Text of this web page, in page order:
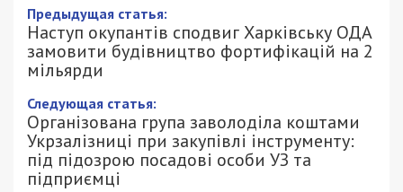
Предыдущая статья:
Наступ окупантів сподвиг Харківську ОДА
замовити будівництво фортифікацій на 2
мільярди
Следующая статья:
Організована група заволоділа коштами
Укрзалізниці при закупівлі інструменту:
під підозрою посадові особи УЗ та
підприємці